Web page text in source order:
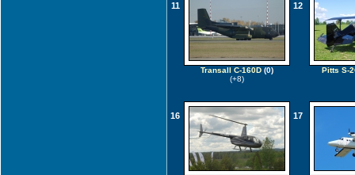
11
Transall C-160D(0)
(+8)
12
Pitts S-
16 17